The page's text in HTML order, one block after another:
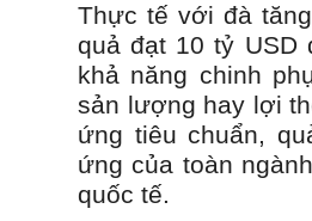
Thực tế với đà
quả đạt 10 tỷ USD
khả năng chinh
sản lượng hay lợi
ứng tiêu chuẩn,
ứng của toàn
quốc tế.